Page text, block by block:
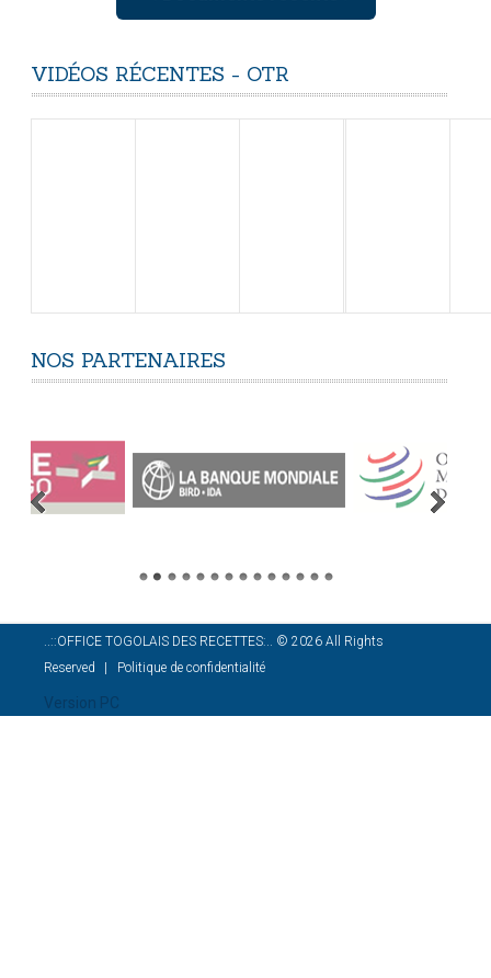
VIDÉOS RÉCENTES - OTR
NOS PARTENAIRES
..::OFFICE TOGOLAIS DES RECETTES:.. © 2026 All Rights
Reserved
Politique de confidentialité
Version PC